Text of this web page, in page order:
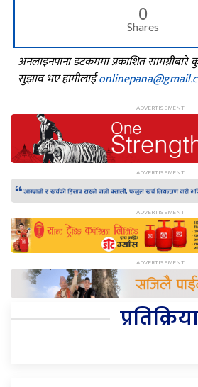
0
Shares
अनलाइनपाना डटकममा प्रकाशित
सुझाव भए हामीलाई
प्रतिक्रिया